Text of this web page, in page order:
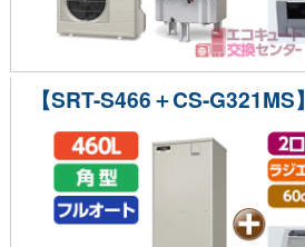
【SRT-S466＋CS-G321MS】